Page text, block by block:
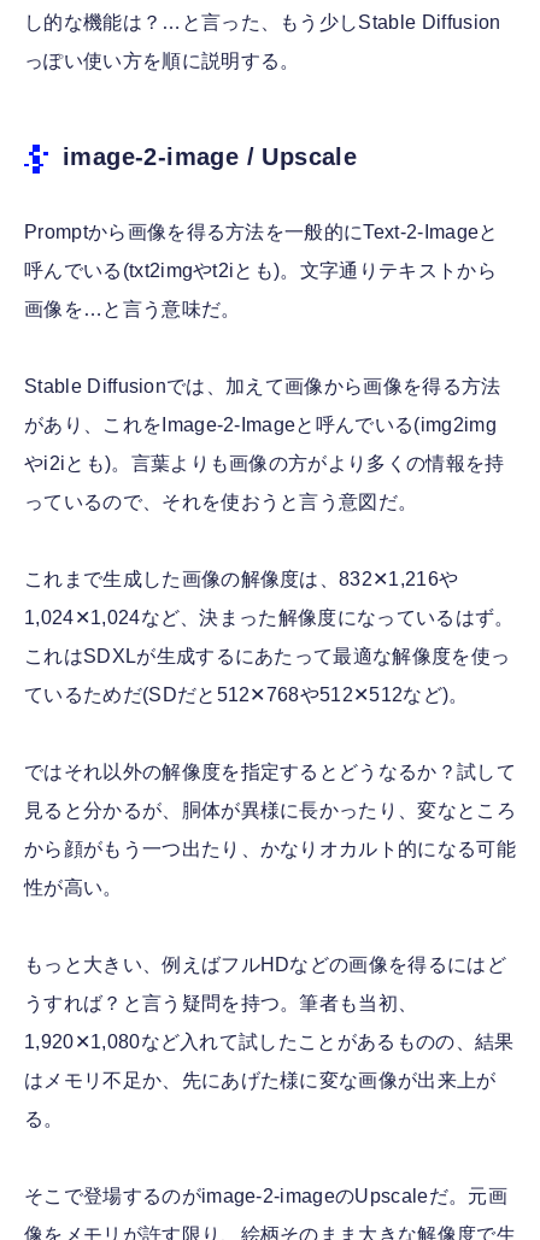
し的な機能は？…と言った、もう少しStable Diffusion
っぽい使い方を順に説明する。
image-2-image / Upscale
Promptから画像を得る方法を一般的にText-2-Imageと
呼んでいる(txt2imgやt2iとも)。文字通りテキストから
画像を…と言う意味だ。
Stable Diffusionでは、加えて画像から画像を得る方法
があり、これをImage-2-Imageと呼んでいる(img2img
やi2iとも)。言葉よりも画像の方がより多くの情報を持
っているので、それを使おうと言う意図だ。
これまで生成した画像の解像度は、832✕1,216や
1,024✕1,024など、決まった解像度になっているはず。
これはSDXLが生成するにあたって最適な解像度を使っ
ているためだ(SDだと512✕768や512✕512など)。
ではそれ以外の解像度を指定するとどうなるか？試して
見ると分かるが、胴体が異様に長かったり、変なところ
から顔がもう一つ出たり、かなりオカルト的になる可能
性が高い。
もっと大きい、例えばフルHDなどの画像を得るにはど
うすれば？と言う疑問を持つ。筆者も当初、
1,920✕1,080など入れて試したことがあるものの、結果
はメモリ不足か、先にあげた様に変な画像が出来上が
る。
そこで登場するのがimage-2-imageのUpscaleだ。元画
像をメモリが許す限り、絵柄そのまま大きな解像度で生